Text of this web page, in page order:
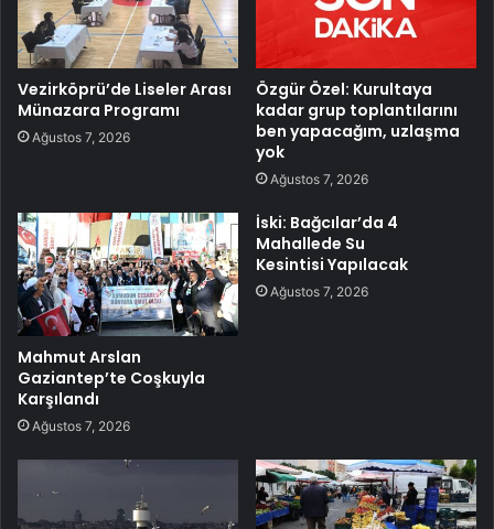
Vezirköprü’de Liseler Arası
Münazara Programı
Ağustos 7, 2026
Özgür Özel: Kurultaya
kadar grup toplantılarını
ben yapacağım, uzlaşma
yok
Ağustos 7, 2026
Mahmut Arslan
Gaziantep’te Coşkuyla
Karşılandı
Ağustos 7, 2026
İski: Bağcılar’da 4
Mahallede Su
Kesintisi Yapılacak
Ağustos 7, 2026